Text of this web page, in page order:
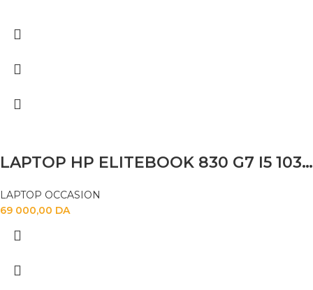
LAPTOP HP ELITEBOOK 830 G7 I5 10310U 16GB 256 SSD 13.3 FHD TACTILE
LAPTOP OCCASION
69 000,00 DA